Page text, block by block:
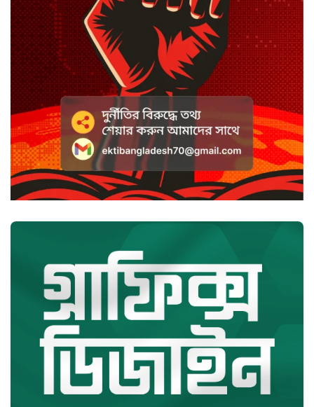
ডিজিটাল ভূমি সেবায় জবাবদিহি
নিশ্চিতের নির্দেশ
সবুজবাগে ময়লার স্তূপ থেকে তরুণীর
খণ্ডিত মাথা ও হাত উদ্ধার